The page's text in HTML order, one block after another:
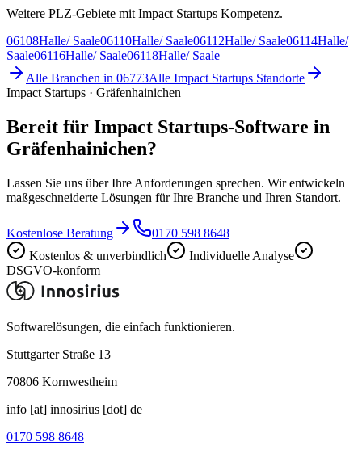
Weitere PLZ-Gebiete mit Impact Startups Kompetenz.
06108Halle/ Saale06110Halle/ Saale06112Halle/ Saale06114Halle/
Saale06116Halle/ Saale06118Halle/ Saale
Alle Branchen in 06773Alle Impact Startups Standorte
Impact Startups · Gräfenhainichen
Bereit für Impact Startups-Software in
Gräfenhainichen?
Lassen Sie uns über Ihre Anforderungen sprechen. Wir entwickeln
maßgeschneiderte Lösungen für Ihre Branche und Ihren Standort.
Kostenlose Beratung
0170 598 8648
Kostenlos & unverbindlich
Individuelle Analyse
DSGVO-konform
Softwarelösungen, die einfach funktionieren.
Stuttgarter Straße 13
70806 Kornwestheim
info [at] innosirius [dot] de
0170 598 8648